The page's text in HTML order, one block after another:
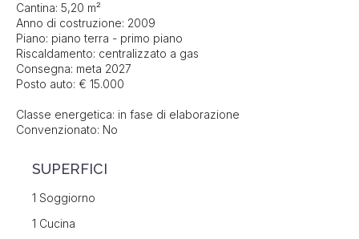
Cantina: 5,20 m²
Anno di costruzione: 2009
Piano: piano terra - primo piano
Riscaldamento: centralizzato a gas
Consegna: meta 2027
Posto auto: € 15.000
Classe energetica: in fase di elaborazione
Convenzionato: No
SUPERFICI
1 Soggiorno
1 Cucina